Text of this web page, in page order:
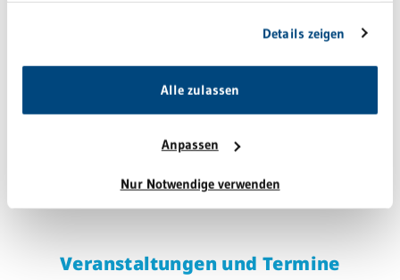
Details zeigen
Alle zulassen
Anpassen
Nur Notwendige verwenden
Beckenbodenschonende Geburtshilfe
Veranstaltungen und Termine